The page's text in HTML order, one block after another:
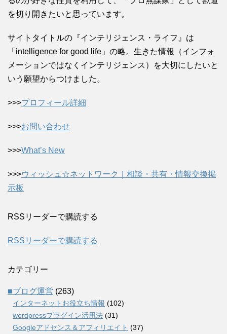
を切り開きたいと思っています。
サイトタイトルの『インテリジェンス・ライフ』は
「intelligence for good life」の略。生きた情報（インフォ
メーションではなくインテリジェンス）を大切にしたいと
いう願望からつけました。
>>>プロフィール詳細
>>>お問い合わせ
>>>What’s New
>>>ウィッシュ☆ネットワーク｜相談・共有・情報交換掲
示板
RSSリーダーで購読する
RSSリーダーで購読する
カテゴリー
■ブログ運営 (263)
インターネットお役立ち情報 (102)
wordpressプラグイン活用法 (31)
Googleアドセンス＆アフィリエイト (37)